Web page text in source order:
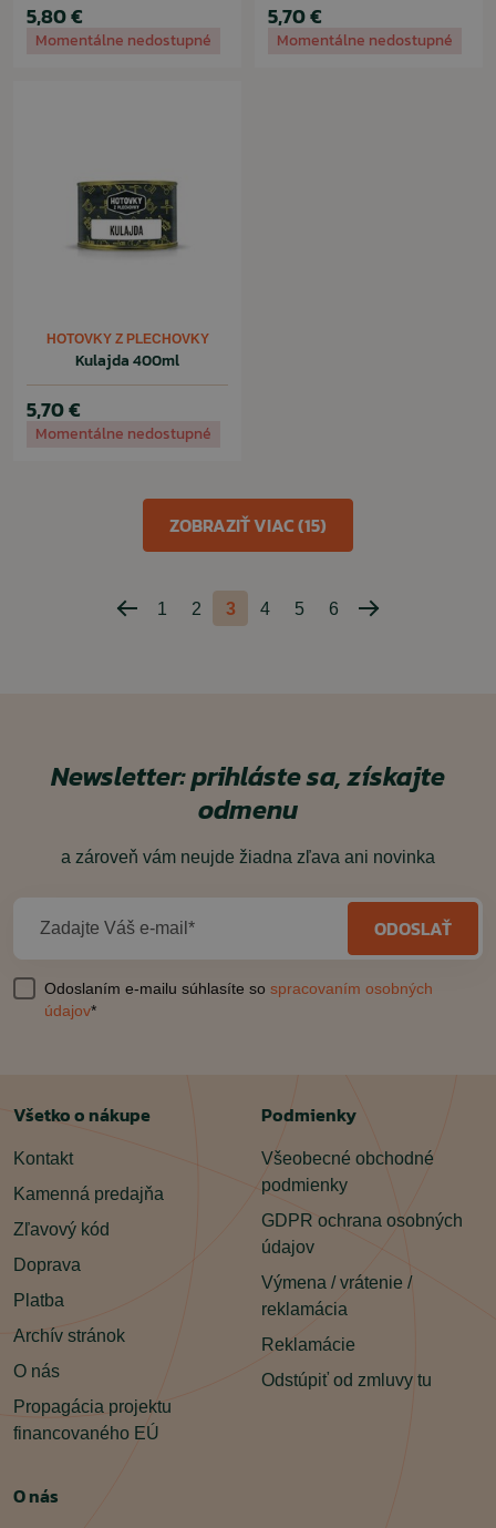
5,80 €
Momentálne nedostupné
5,70 €
Momentálne nedostupné
HOTOVKY Z PLECHOVKY
Kulajda 400ml
5,70 €
Momentálne nedostupné
Predchádzajúca
1 2 3 4 5 6
Nasledujúca
ZOBRAZIŤ VIAC (15)
Newsletter: prihláste sa, získajte
odmenu
a zároveň vám neujde žiadna zľava ani novinka
Zadajte Váš e-mail* ODOSLAŤ
Odoslaním e-mailu súhlasíte so spracovaním osobných
údajov*
Všetko o nákupe
Kontakt
Kamenná predajňa
Zľavový kód
Doprava
Platba
Archív stránok
O nás
Propagácia projektu
financovaného EÚ
Podmienky
Všeobecné obchodné
podmienky
GDPR ochrana osobných
údajov
Výmena / vrátenie /
reklamácia
Reklamácie
Odstúpiť od zmluvy tu
O nás